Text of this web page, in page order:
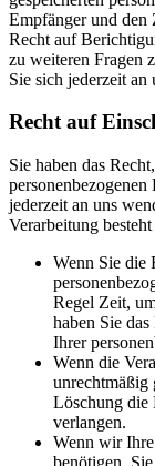
Empfänger und den
Recht auf
zu weiteren Fragen
Sie sich jederzeit an
Recht auf
Sie haben das
jederzeit an uns
Verarbeitung
Wenn Sie die
Regel Zeit,
haben Sie
Ihrer
Wenn die
unrechtmäßig
Löschung die
verlangen.
Wenn wir
benötigen,